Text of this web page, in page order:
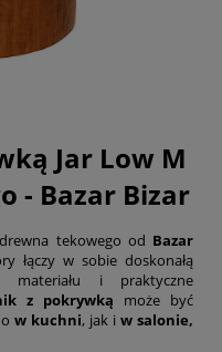
Jar Low M
- Bazar Bizar
tekowego od Bazar
łączy w sobie doskonałą
materiału i praktyczne
z pokrywką może być
w kuchni, jak i w salonie,